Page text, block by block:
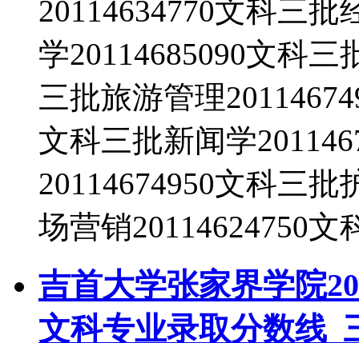
20114634770文科三批
学20114685090文科三
三批旅游管理
文科三批新闻学
20114674950文科三批
场营销20114624750文
吉首大学张家界学院
文科专业录取分数线_